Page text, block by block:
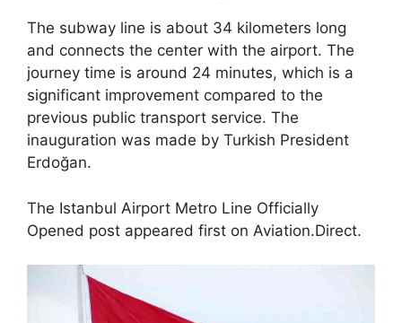
The subway line is about 34 kilometers long
and connects the center with the airport. The
journey time is around 24 minutes, which is a
significant improvement compared to the
previous public transport service. The
inauguration was made by Turkish President
Erdoğan.
The Istanbul Airport Metro Line Officially
Opened post appeared first on Aviation.Direct.